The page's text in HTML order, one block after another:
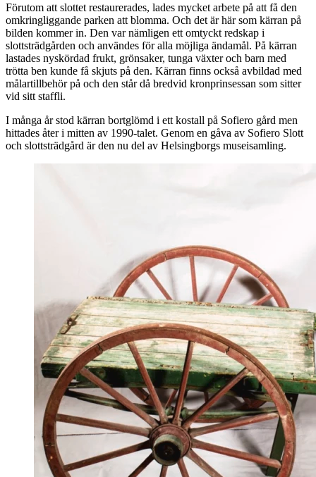
Förutom att slottet restaurerades, lades mycket arbete på att få den
omkringliggande parken att blomma. Och det är här som kärran på
bilden kommer in. Den var nämligen ett omtyckt redskap i
slottsträdgården och användes för alla möjliga ändamål. På kärran
lastades nyskördad frukt, grönsaker, tunga växter och barn med
trötta ben kunde få skjuts på den. Kärran finns också avbildad med
målartillbehör på och den står då bredvid kronprinsessan som sitter
vid sitt staffli.
I många år stod kärran bortglömd i ett kostall på Sofiero gård men
hittades åter i mitten av 1990-talet. Genom en gåva av Sofiero Slott
och slottsträdgård är den nu del av Helsingborgs museisamling.